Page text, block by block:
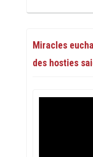
Miracles
des hosties